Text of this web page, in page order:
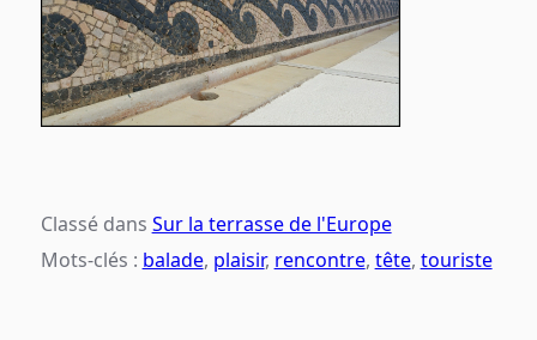
Classé dans Sur la terrasse de l'Europe
Mots-clés : balade, plaisir, rencontre, tête, touriste